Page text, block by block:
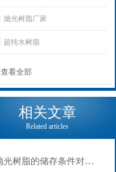
抛光树脂厂家
超纯水树脂
查看全部
相关文章
Related articles
抛光树脂的储存条件对其性能影响的实验验证